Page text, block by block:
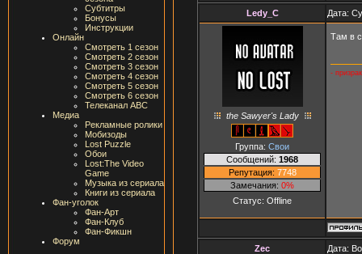
Субтитры
Бонусы
Инструкции
Онлайн
Смотреть 1 сезон
Смотреть 2 сезон
Смотреть 3 сезон
Смотреть 4 сезон
Смотреть 5 сезон
Смотреть 6 сезон
Телеканал ABC
Медиа
Рекламные ролики
Мобизоды
Lost Puzzle
Обои
Lost:The Video
Game
Музыка из сериала
Книги из сериала
Фан-уголок
Фан-Арт
Фан-Клуб
Фан-Фикшн
Форум
Ledy_C Дата:
the Sawyer's Lady
Группа: Свои
Сообщений: 1968
Репутация: 7748
Замечания: 0%
Статус: Offline
Там в
-
Zec Дата: